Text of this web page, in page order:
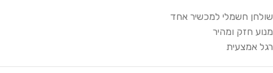
שולחן חשמלי למכשיר אחד
מנוע חזק ומהיר
רגל אמצעית